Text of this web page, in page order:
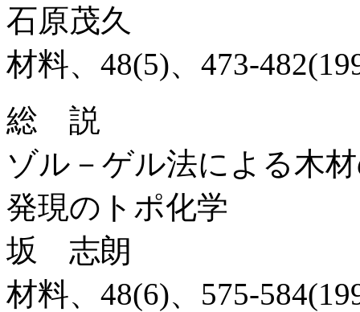
石原茂久
材料、48(5)、473-
総 説
ゾル－ゲル法による木
発現のトポ化学
坂 志朗
材料、48(6)、575-